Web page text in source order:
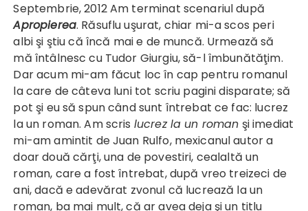
Septembrie, 2012 Am terminat scenariul după
Apropierea. Răsuflu uşurat, chiar mi-a scos peri
albi şi ştiu că încă mai e de muncă. Urmează să
mă întâlnesc cu Tudor Giurgiu, să-l îmbunătăţim.
Dar acum mi-am făcut loc în cap pentru romanul
la care de câteva luni tot scriu pagini disparate; să
pot şi eu să spun când sunt întrebat ce fac: lucrez
la un roman. Am scris lucrez la un roman şi imediat
mi-am amintit de Juan Rulfo, mexicanul autor a
doar două cărţi, una de povestiri, cealaltă un
roman, care a fost întrebat, după vreo treizeci de
ani, dacă e adevărat zvonul că lucrează la un
roman, ba mai mult, că ar avea deja şi un titlu